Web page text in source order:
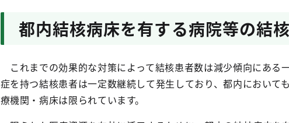
都内結核病床を有する病院等の結
これまでの効果的な対策によって結核患者数は減少傾向にある
症を持つ結核患者は一定数継続して発生しており、都内において
療機関・病床は限られています。